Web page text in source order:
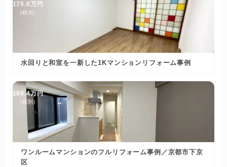
175.0万円
(税別)
水回りと和室を一新した1Kマンションリフォーム事例
189.4万円
(税別)
ワンルームマンションのフルリフォーム事例／京都市下京
区